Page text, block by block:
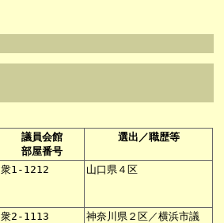
議員会館
部屋番号
選出／職歴等
衆1-1212 山口県４区
衆2-1113 神奈川県２区／横浜市議